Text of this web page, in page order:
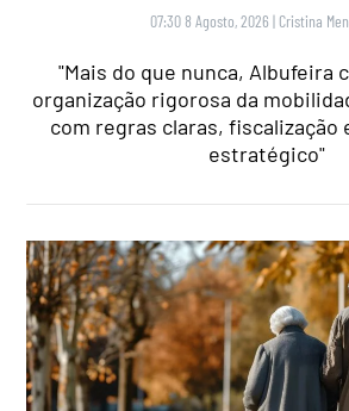
07:30 8 Agosto, 2026 | Cristina
"Mais do que nunca, Albufeira
organização rigorosa da
com regras claras, fiscalização
estratégico"